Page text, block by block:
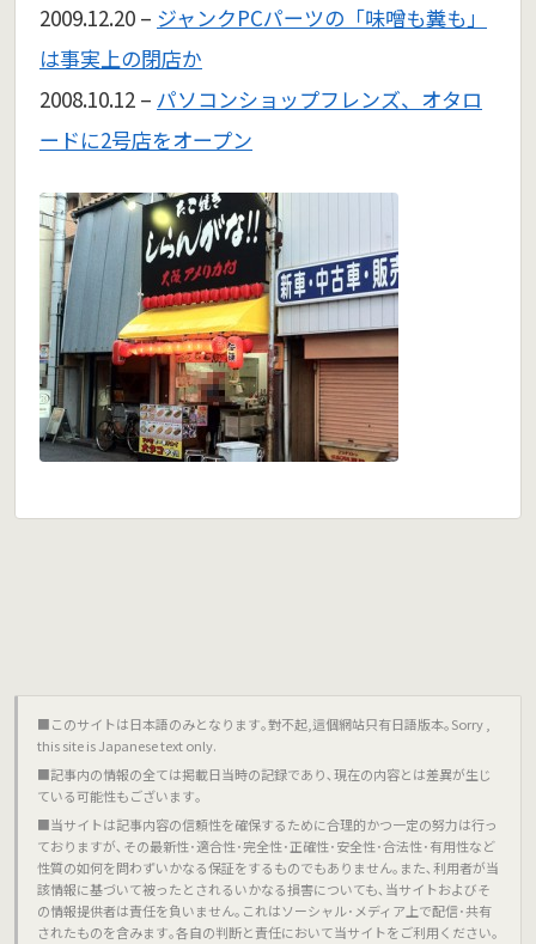
2009.12.20 – ジャンクPCパーツの「味噌も糞も」
は事実上の閉店か
2008.10.12 – パソコンショップフレンズ、オタロ
ードに2号店をオープン
■このサイトは日本語のみとなります｡對不起,這個網站只有日語版本｡Sorry ,
this site is Japanese text only.
■記事内の情報の全ては掲載日当時の記録であり､現在の内容とは差異が生じ
ている可能性もございます｡
■当サイトは記事内容の信頼性を確保するために合理的かつ一定の努力は行っ
ておりますが､その最新性･適合性･完全性･正確性･安全性･合法性･有用性など
性質の如何を問わずいかなる保証をするものでもありません｡また､利用者が当
該情報に基づいて被ったとされるいかなる損害についても､当サイトおよびそ
の情報提供者は責任を負いません｡これはソーシャル･メディア上で配信･共有
されたものを含みます｡各自の判断と責任において当サイトをご利用ください｡